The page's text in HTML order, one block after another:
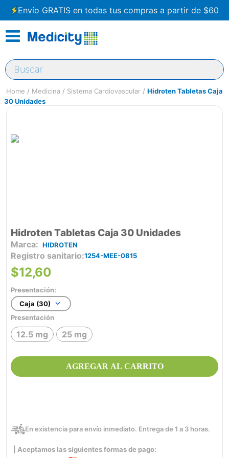
Envío GRATIS en todas tus compras a partir de $60
Buscar
Medicina Sistema Cardiovascular
Hidroten Tabletas Caja
30 Unidades
Hidroten Tabletas Caja 30 Unidades
HIDROTEN
Registro sanitario 1254-MEE-0815
$12,60
Presentación:
Caja (30)
Presentación
12.5 mg 25 mg
AGREGAR AL CARRITO
En existencia para envío inmediato. Entrega de 1 a 3 horas.
| Aceptamos las siguientes formas de pago: